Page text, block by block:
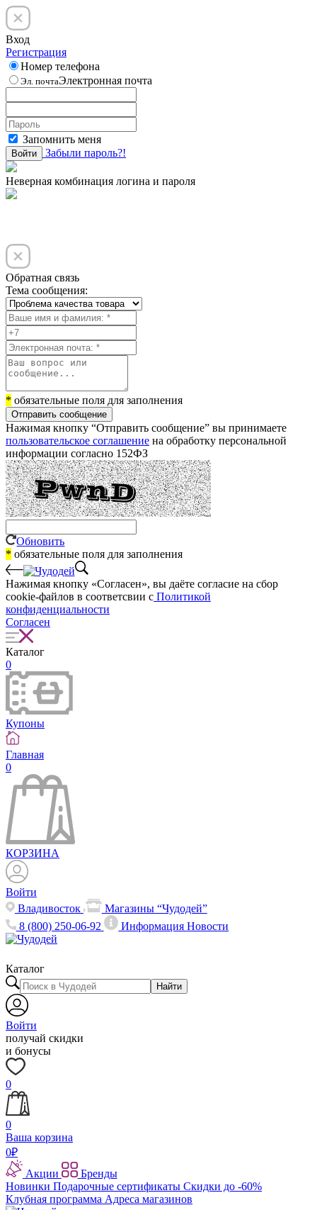
Вход
Регистрация
Номер телефона
Эл. почтаЭлектронная почта
Запомнить меня
Войти Забыли пароль?!
Неверная комбинация логина и пароля
Обратная связь
Тема сообщения:
* обязательные поля для заполнения
Отправить сообщение
Нажимая кнопку “Отправить сообщение” вы принимаете
пользовательское соглашение на обработку персональной
информации согласно 152ФЗ
Обновить
* обязательные поля для заполнения
Нажимая кнопку «Согласен», вы даёте cогласие на сбор
cookie-файлов в соответсвии с Политикой
конфиденциальности
Согласен
Каталог
0
Купоны
Главная
0
КОРЗИНА
Войти
Владивосток
Магазины “Чудодей”
8 (800) 250-06-92
ИнформацияНовости
Каталог
Найти
Войти
получай скидки
и бонусы
0
0
Ваша корзина
0₽
Акции
Бренды
Новинки Подарочные сертификаты Скидки до -60%
Клубная программа Адреса магазинов